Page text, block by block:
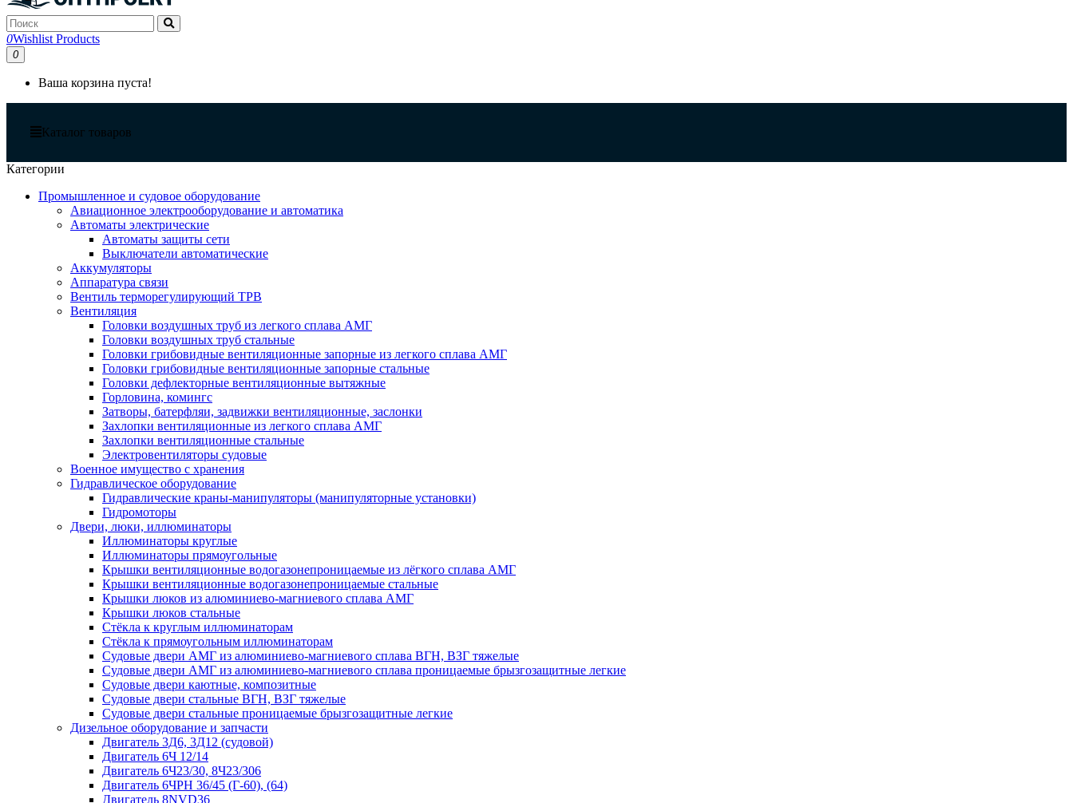
0Wishlist Products
0
Ваша корзина пуста!
Каталог товаров
Категории
Промышленное и судовое оборудование
Авиационное электрооборудование и автоматика
Автоматы электрические
Автоматы защиты сети
Выключатели автоматические
Аккумуляторы
Аппаратура связи
Вентиль терморегулирующий ТРВ
Вентиляция
Головки воздушных труб из легкого сплава АМГ
Головки воздушных труб стальные
Головки грибовидные вентиляционные запорные из легкого сплава АМГ
Головки грибовидные вентиляционные запорные стальные
Головки дефлекторные вентиляционные вытяжные
Горловина, комингс
Затворы, батерфляи, задвижки вентиляционные, заслонки
Захлопки вентиляционные из легкого сплава АМГ
Захлопки вентиляционные стальные
Электровентиляторы судовые
Военное имущество с хранения
Гидравлическое оборудование
Гидравлические краны-манипуляторы (манипуляторные установки)
Гидромоторы
Двери, люки, иллюминаторы
Иллюминаторы круглые
Иллюминаторы прямоугольные
Крышки вентиляционные водогазонепроницаемые из лёгкого сплава АМГ
Крышки вентиляционные водогазонепроницаемые стальные
Крышки люков из алюминиево-магниевого сплава АМГ
Крышки люков стальные
Стёкла к круглым иллюминаторам
Стёкла к прямоугольным иллюминаторам
Судовые двери АМГ из алюминиево-магниевого сплава ВГН, ВЗГ тяжелые
Судовые двери АМГ из алюминиево-магниевого сплава проницаемые брызгозащитные легкие
Судовые двери каютные, композитные
Судовые двери стальные ВГН, ВЗГ тяжелые
Судовые двери стальные проницаемые брызгозащитные легкие
Дизельное оборудование и запчасти
Двигатель 3Д6, 3Д12 (судовой)
Двигатель 6Ч 12/14
Двигатель 6Ч23/30, 8Ч23/306
Двигатель 6ЧРН 36/45 (Г-60), (64)
Двигатель 8NVD36